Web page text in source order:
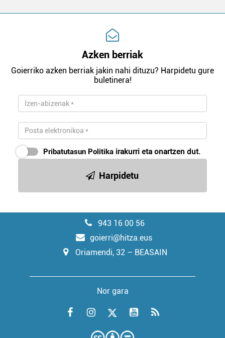
Azken berriak
Goierriko azken berriak jakin nahi dituzu? Harpidetu gure
buletinera!
Pribatutasun Politika irakurri eta onartzen dut.
Harpidetu
943 16 00 56
goierri@hitza.eus
Oriamendi, 32 – BEASAIN
Nor gara